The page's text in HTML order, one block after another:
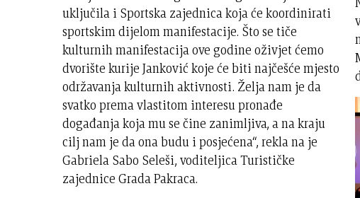
uključila i Sportska zajednica koja će koordinirati
sportskim dijelom manifestacije. Što se tiče
kulturnih manifestacija ove godine oživjet ćemo
dvorište kurije Janković koje će biti najčešće mjesto
održavanja kulturnih aktivnosti. Želja nam je da
svatko prema vlastitom interesu pronađe
događanja koja mu se čine zanimljiva, a na kraju
cilj nam je da ona budu i posjećena“, rekla na je
Gabriela Sabo Seleši, voditeljica Turističke
zajednice Grada Pakraca.